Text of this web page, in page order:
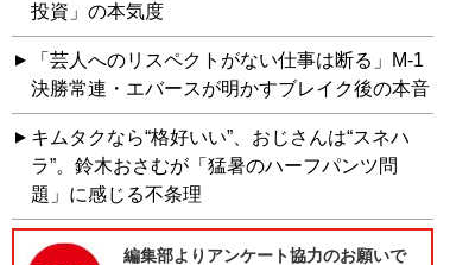
投資」の本気度
「芸人へのリスペクトがない仕事は断る」M-1
決勝常連・エバースが明かすブレイク後の本音
キムタクなら“格好いい”、おじさんは“スネハ
ラ”。鈴木おさむが「猛暑のハーフパンツ問
題」に感じる不条理